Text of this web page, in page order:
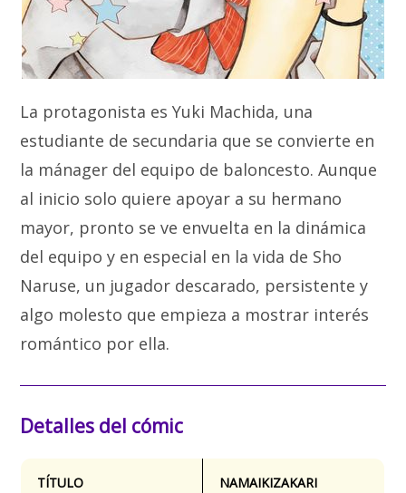
La protagonista es Yuki Machida, una
estudiante de secundaria que se convierte en
la mánager del equipo de baloncesto. Aunque
al inicio solo quiere apoyar a su hermano
mayor, pronto se ve envuelta en la dinámica
del equipo y en especial en la vida de Sho
Naruse, un jugador descarado, persistente y
algo molesto que empieza a mostrar interés
romántico por ella.
Detalles del cómic
TÍTULO
NAMAIKIZAKARI